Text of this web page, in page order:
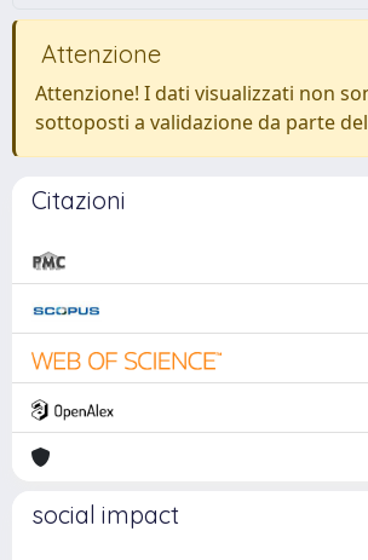
Attenzione
Attenzione! I dati visualizzati non
sottoposti a validazione da parte
Citazioni
social impact